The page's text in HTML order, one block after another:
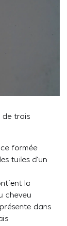
de trois
formée
tuiles d’un
la
cheveu
dans